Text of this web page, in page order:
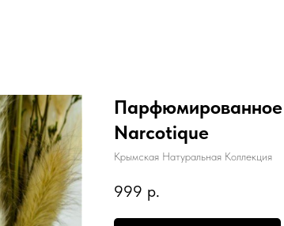
Парфюмированное
Narcotique
Крымская Натуральная Коллекция
999 р.